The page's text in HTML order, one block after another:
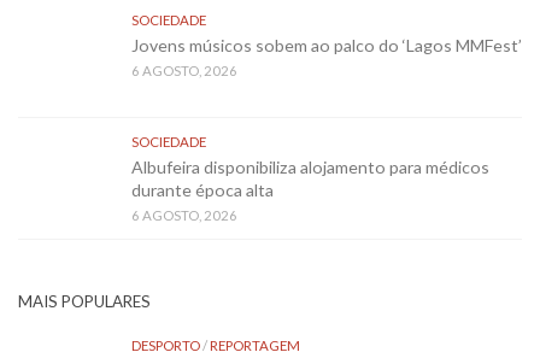
SOCIEDADE
Jovens músicos sobem ao palco do ‘Lagos MMFest’
6 AGOSTO, 2026
SOCIEDADE
Albufeira disponibiliza alojamento para médicos
durante época alta
6 AGOSTO, 2026
MAIS POPULARES
DESPORTO/REPORTAGEM